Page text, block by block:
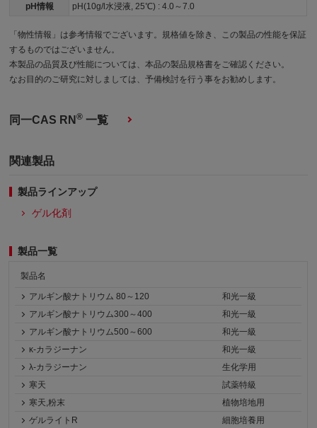
pH情報
pH(10g/l水浸液, 25℃) : 4.0～7.0
「物性情報」は参考情報でございます。規格値を除き、この製品の性能を保証
するものではございません。
本製品の品質及び性能については、本品の製品規格書をご確認ください。
なお目的のご研究に対しましては、予備検討を行う事をお勧めします。
同一CAS RN® 一覧
関連製品
製品ラインアップ
ゲル化剤
製品一覧
製品名
アルギン酸ナトリウム 80～120
和光一級
アルギン酸ナトリウム300～400
和光一級
アルギン酸ナトリウム500～600
和光一級
κ-カラジーナン
和光一級
λ-カラジーナン
生化学用
寒天
試薬特級
寒天,粉末
植物培地用
ゲルライトR
細胞培養用